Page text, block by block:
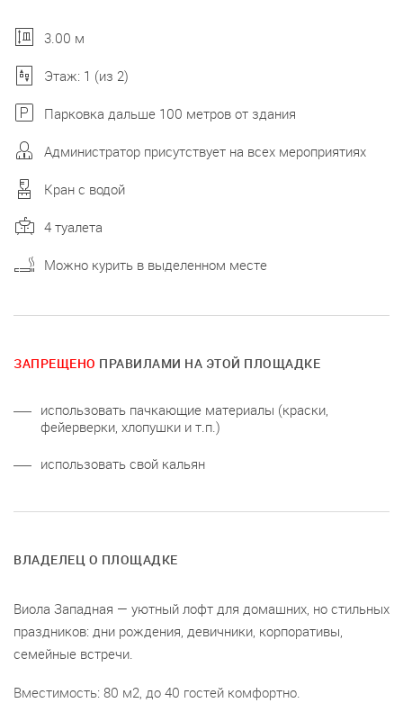
3.00 м
Этаж: 1 (из 2)
Парковка дальше 100 метров от здания
Администратор присутствует на всех мероприятиях
Кран с водой
4 туалета
Можно курить в выделенном месте
ЗАПРЕЩЕНО ПРАВИЛАМИ НА ЭТОЙ ПЛОЩАДКЕ
использовать пачкающие материалы (краски,
фейерверки, хлопушки и т.п.)
использовать свой кальян
ВЛАДЕЛЕЦ О ПЛОЩАДКЕ
Виола Западная — уютный лофт для домашних, но стильных
праздников: дни рождения, девичники, корпоративы,
семейные встречи.
Вместимость: 80 м2, до 40 гостей комфортно.